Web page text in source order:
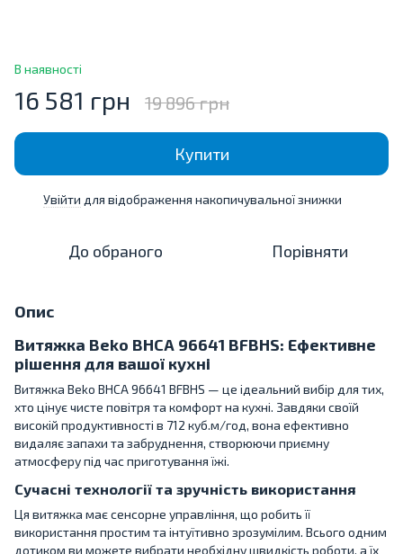
В наявності
16 581 грн 19 896 грн
Купити
Увійти для відображення накопичувальної знижки
До обраного Порівняти
Опис
Витяжка Beko BHCA 96641 BFBHS: Ефективне
рішення для вашої кухні
Витяжка Beko BHCA 96641 BFBHS — це ідеальний вибір для тих,
хто цінує чисте повітря та комфорт на кухні. Завдяки своїй
високій продуктивності в 712 куб.м/год, вона ефективно
видаляє запахи та забруднення, створюючи приємну
атмосферу під час приготування їжі.
Сучасні технології та зручність використання
Ця витяжка має сенсорне управління, що робить її
використання простим та інтуїтивно зрозумілим. Всього одним
дотиком ви можете вибрати необхідну швидкість роботи, а їх